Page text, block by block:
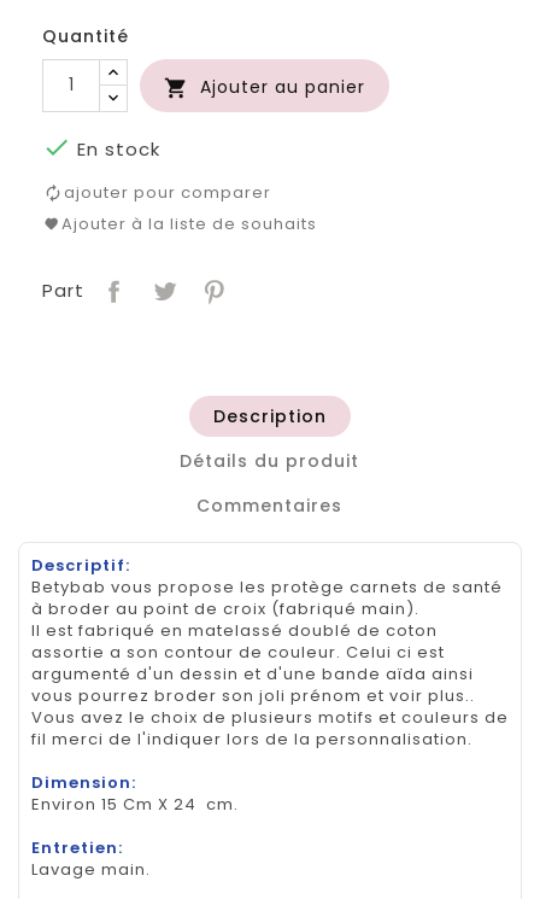
Quantité
 Ajouter au panier
 En stock
ajouter pour comparer
Ajouter à la liste de souhaits
Part
Description
Détails du produit
Commentaires
Descriptif:
Betybab vous propose les protège carnets de santé
à broder au point de croix (fabriqué main).
Il est fabriqué en matelassé doublé de coton
assortie a son contour de couleur. Celui ci est
argumenté d'un dessin et d'une bande aïda ainsi
vous pourrez broder son joli prénom et voir plus..
Vous avez le choix de plusieurs motifs et couleurs de
fil merci de l'indiquer lors de la personnalisation.
Dimension:
Environ 15 Cm X 24 cm.
Entretien:
Lavage main.